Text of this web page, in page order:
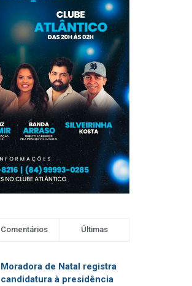
Comentários Últimas
Moradora de Natal registra
candidatura à presidência